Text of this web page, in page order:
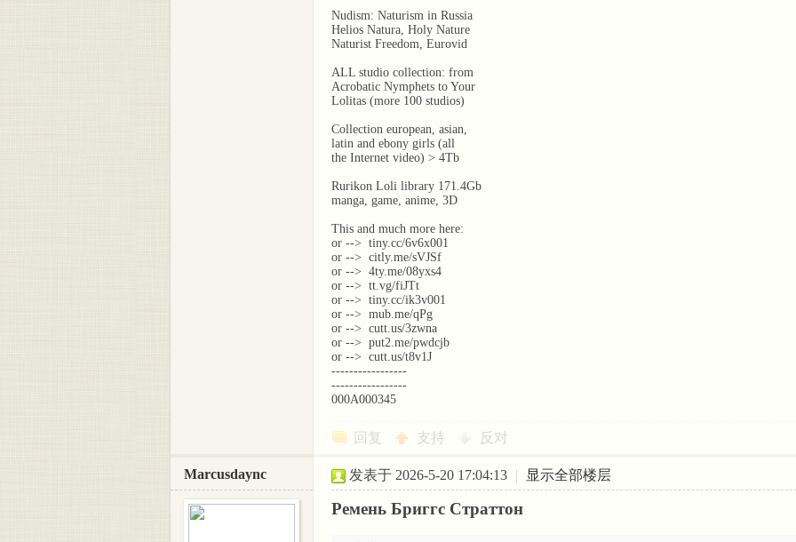
Nudism: Naturism in Russia
Helios Natura, Holy Nature
Naturist Freedom, Eurovid
ALL studio collection: from
Acrobatic Nymрhеts to Your
Lоlitаs (more 100 studios)
Collection european, asian,
latin and ebony girls (all
the Internet video) > 4Tb
Rurikon Lоli library 171.4Gb
manga, game, anime, 3D
This and much more here:
or --> tiny.cc/6v6x001
or --> citly.me/sVJSf
or --> 4ty.me/08yxs4
or --> tt.vg/fiJTt
or --> tiny.cc/ik3v001
or --> mub.me/qPg
or --> cutt.us/3zwna
or --> put2.me/pwdcjb
or --> cutt.us/t8v1J
-----------------
-----------------
000A000345
回复 支持 反对
Marcusdaync 发表于 2026-5-20 17:04:13 | 显示全部楼层
Ремень Бриггс Страттон